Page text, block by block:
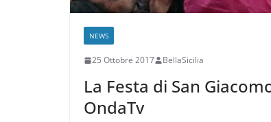
NEWS
25 Ottobre 2017 BellaSicilia
La Festa di San
OndaTv